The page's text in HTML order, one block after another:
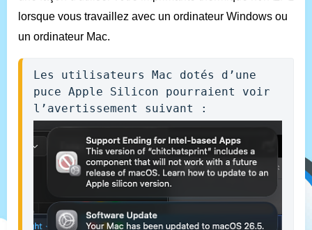
lorsque vous travaillez avec un ordinateur Windows ou
un ordinateur Mac.
Les utilisateurs Mac dotés d’une
puce Apple Silicon pourraient voir